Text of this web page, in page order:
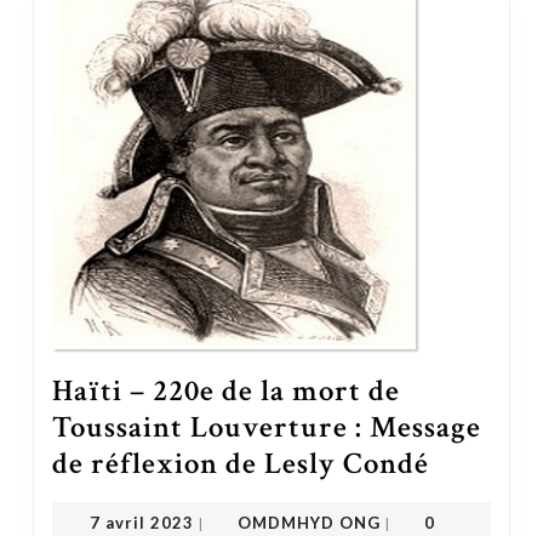
Haïti – 220e de la mort de
Toussaint Louverture : Message
de réflexion de Lesly Condé
7 avril 2023 | OMDMHYD ONG |
0